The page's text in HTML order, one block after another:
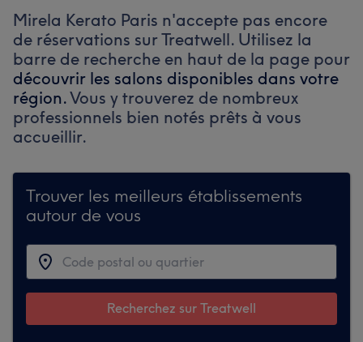
Mirela Kerato Paris n'accepte pas encore
de réservations sur Treatwell. Utilisez la
barre de recherche en haut de la page pour
découvrir les salons disponibles dans votre
région.Vous y trouverez de nombreux
professionnels bien notés prêts à vous
accueillir.
Trouver les meilleurs établissements
autour de vous
Recherchez sur Treatwell